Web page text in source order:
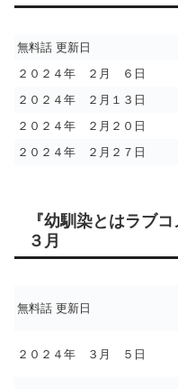
無料話 更新日
２０２４年 ２月 ６日
２０２４年 ２月１３日
２０２４年 ２月２０日
２０２４年 ２月２７日
『幼馴染とはラブ
３月
無料話 更新日
２０２４年 ３月 ５日